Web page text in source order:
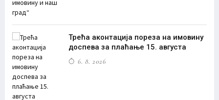
Трећа аконтација пореза на имовину
доспева за плаћање 15. августа
6. 8. 2026